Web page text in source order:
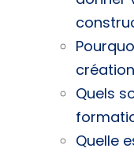
Quels
Quelle